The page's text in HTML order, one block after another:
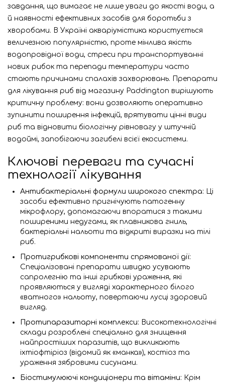
завдання, що вимагає не лише уваги до якості води, а
й наявності ефективних засобів для боротьби з
хворобами. В Україні акваріумістика користується
величезною популярністю, проте мінлива якість
водопровідної води, стреси при транспортуванні
нових рибок та перепади температури часто
стають причинами спалахів захворювань. Препарати
для лікування риб від магазину Paddington вирішують
критичну проблему: вони дозволяють оперативно
зупинити поширення інфекцій, врятувати цінні види
риб та відновити біологічну рівновагу у штучній
водоймі, запобігаючи загибелі всієї екосистеми.
Ключові переваги та сучасні
технології лікування
Антибактеріальні формули широкого спектра: Ці
засоби ефективно пригнічують патогенну
мікрофлору, допомагаючи впоратися з такими
поширеними недугами, як плавникова гниль,
бактеріальні нальоти та відкриті виразки на тілі
риб.
Протигрибкові компоненти спрямованої дії:
Спеціалізовані препарати швидко усувають
сапролегнію та інші грибкові ураження, які
проявляються у вигляді характерного білого
«ватного» нальоту, повертаючи лусці здоровий
вигляд.
Протипаразитарні комплекси: Високотехнологічні
склади розроблені спеціально для знищення
найпростіших паразитів, що викликають
іхтіофтіріоз (відомий як «манка»), костіоз та
ураження зябровими сисунами.
Біостимулюючі кондиціонери та вітаміни: Крім